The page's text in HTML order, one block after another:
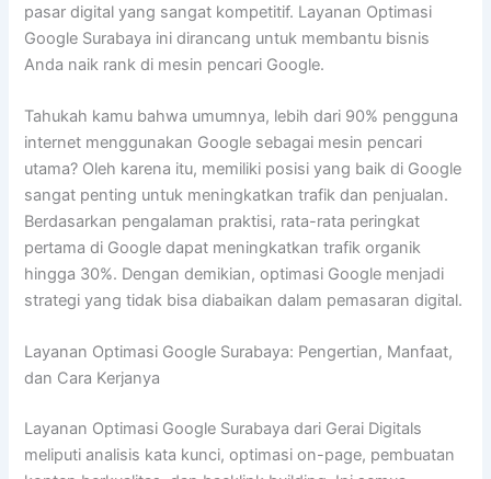
pasar digital yang sangat kompetitif. Layanan Optimasi
Google Surabaya ini dirancang untuk membantu bisnis
Anda naik rank di mesin pencari Google.
Tahukah kamu bahwa umumnya, lebih dari 90% pengguna
internet menggunakan Google sebagai mesin pencari
utama? Oleh karena itu, memiliki posisi yang baik di Google
sangat penting untuk meningkatkan trafik dan penjualan.
Berdasarkan pengalaman praktisi, rata-rata peringkat
pertama di Google dapat meningkatkan trafik organik
hingga 30%. Dengan demikian, optimasi Google menjadi
strategi yang tidak bisa diabaikan dalam pemasaran digital.
Layanan Optimasi Google Surabaya: Pengertian, Manfaat,
dan Cara Kerjanya
Layanan Optimasi Google Surabaya dari Gerai Digitals
meliputi analisis kata kunci, optimasi on-page, pembuatan